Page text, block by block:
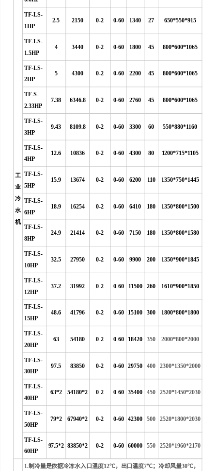
工
业
冷
水
机
TF-LS-
1HP
2.5 2150 0-2 0-60 1340 27 650*550*915
TF-LS-
1.5HP
4 3440 0-2 0-60 1800 45 800*600*1065
TF-LS-
2HP
5 4300 0-2 0-60 2200 45 800*600*1065
TF-S-
2.33HP
7.38 6346.8 0-2 0-60 2760 45 800*600*1065
TF-LS-
3HP
9.43 8109.8 0-2 0-60 3300 60 550*880*1160
TF-LS-
4HP
12.6 10836 0-2 0-60 4300 80 1200*715*1105
TF-LS-
5HP
15.9 13674 0-2 0-60 6200 110 1350*750*1445
TF-LS-
6HP
18.9 16254 0-2 0-60 6410 180 1350*800*1500
TF-LS-
8HP
24.9 21414 0-2 0-60 7150 180 1350*800*1580
TF-LS-
10HP
32.5 27950 0-2 0-60 9900 200 1350*900*1845
TF-LS-
12HP
37.2 31992 0-2 0-60 11500 260 1610*900*1850
TF-LS-
15HP
48.6 41796 0-2 0-60 15100 300 1800*800*1800
TF-LS-
20HP
63 54180 0-2 0-60 18420 350 2000*800*2000
TF-LS-
30HP
97.5 83850 0-2 0-60 29750 400 2300*1350*2000
TF-LS-
40HP
63*2 54180*2 0-2 0-60 35400 450 2520*1450*2030
TF-LS-
50HP
79*2 67940*2 0-2 0-60 42300 500 2520*1800*2030
TF-LS-
60HP
97.5*2 83850*2 0-2 0-60 60000 550 2520*1960*2170
1.制冷量是依据冷冻水入口温度12℃，出口温度7℃；冷却风量30℃，